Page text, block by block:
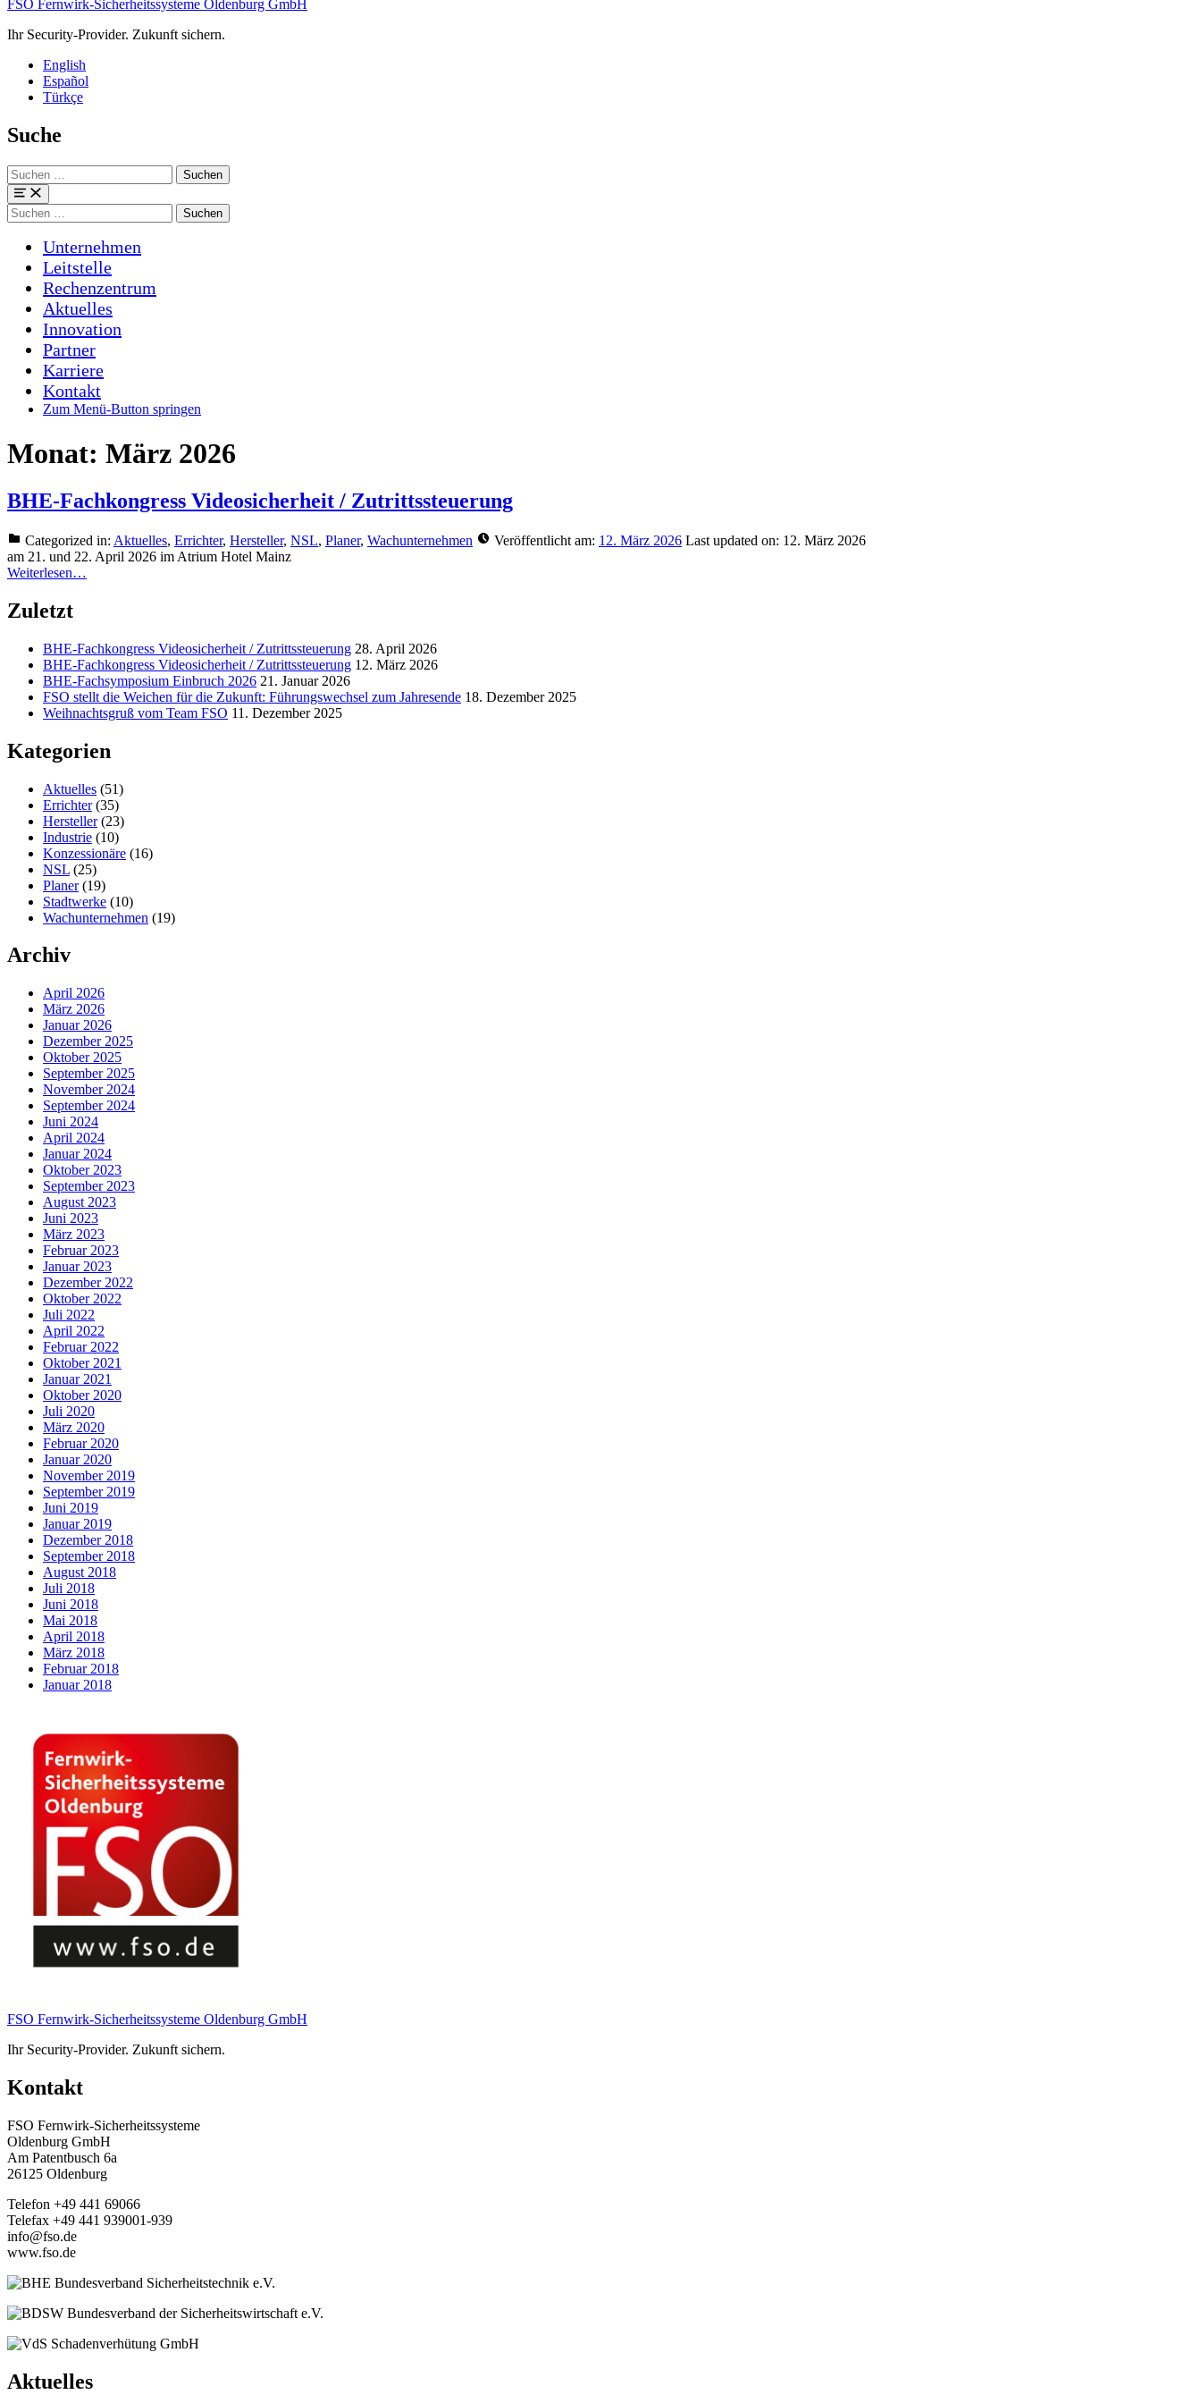
FSO Fernwirk-Sicherheitssysteme Oldenburg GmbH
Ihr Security-Provider. Zukunft sichern.
English
Español
Türkçe
Suche
Suchen
nach:
Menü
Suchen
nach:
Unternehmen
Leitstelle
Rechenzentrum
Aktuelles
Innovation
Partner
Karriere
Kontakt
Zum Menü-Button springen
Monat: März 2026
BHE-Fachkongress Videosicherheit / Zutrittssteuerung
Categorized in: Aktuelles, Errichter, Hersteller, NSL, Planer, Wachunternehmen Veröffentlicht am: 12. März 2026 Last updated on: 12. März 2026
am 21. und 22. April 2026 im Atrium Hotel Mainz
Weiterlesen…
Zuletzt
BHE-Fachkongress Videosicherheit / Zutrittssteuerung 28. April 2026
BHE-Fachkongress Videosicherheit / Zutrittssteuerung 12. März 2026
BHE-Fachsymposium Einbruch 2026 21. Januar 2026
FSO stellt die Weichen für die Zukunft: Führungswechsel zum Jahresende 18. Dezember 2025
Weihnachtsgruß vom Team FSO 11. Dezember 2025
Kategorien
Aktuelles (51)
Errichter(35)
Hersteller(23)
Industrie (10)
Konzessionäre (16)
NSL (25)
Planer(19)
Stadtwerke (10)
Wachunternehmen (19)
Archiv
April 2026
März 2026
Januar 2026
Dezember 2025
Oktober 2025
September 2025
November 2024
September 2024
Juni 2024
April 2024
Januar 2024
Oktober 2023
September 2023
August 2023
Juni 2023
März 2023
Februar 2023
Januar 2023
Dezember 2022
Oktober 2022
Juli 2022
April 2022
Februar 2022
Oktober 2021
Januar 2021
Oktober 2020
Juli 2020
März 2020
Februar 2020
Januar 2020
November 2019
September 2019
Juni 2019
Januar 2019
Dezember 2018
September 2018
August 2018
Juli 2018
Juni 2018
Mai 2018
April 2018
März 2018
Februar 2018
Januar 2018
FSO Fernwirk-Sicherheitssysteme Oldenburg GmbH
Ihr Security-Provider. Zukunft sichern.
Kontakt
FSO Fernwirk-Sicherheitssysteme
Oldenburg GmbH
Am Patentbusch 6a
26125 Oldenburg
Telefon +49 441 69066
Telefax +49 441 939001-939
info@fso.de
www.fso.de
Aktuelles